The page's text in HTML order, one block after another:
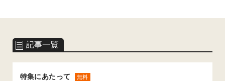
記事一覧
特集にあたって 無料